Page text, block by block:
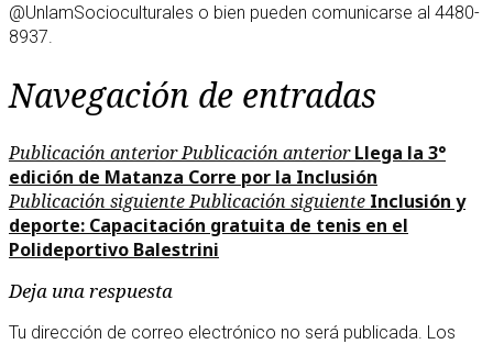
@UnlamSocioculturales o bien pueden comunicarse al 4480-
8937.
Navegación de entradas
Publicación anteriorPublicación anterior Llega la 3°
edición de Matanza Corre por la Inclusión
Publicación siguientePublicación siguiente Inclusión y
deporte: Capacitación gratuita de tenis en el
Polideportivo Balestrini
Deja una respuesta
Tu dirección de correo electrónico no será publicada. Los